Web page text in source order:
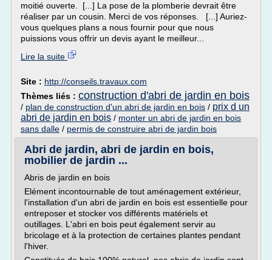
moitié ouverte. [...] La pose de la plomberie devrait être
réaliser par un cousin. Merci de vos réponses. [...] Auriez-
vous quelques plans a nous fournir pour que nous
puissions vous offrir un devis ayant le meilleur...
Lire la suite
Site : http://conseils.travaux.com
Thèmes liés : construction d'abri de jardin en bois
/ plan de construction d'un abri de jardin en bois / prix d un
abri de jardin en bois / monter un abri de jardin en bois
sans dalle / permis de construire abri de jardin bois
Abri de jardin, abri de jardin en bois,
mobilier de jardin ...
Abris de jardin en bois
Elément incontournable de tout aménagement extérieur,
l'installation d'un abri de jardin en bois est essentielle pour
entreposer et stocker vos différents matériels et
outillages. L'abri en bois peut également servir au
bricolage et à la protection de certaines plantes pendant
l'hiver.